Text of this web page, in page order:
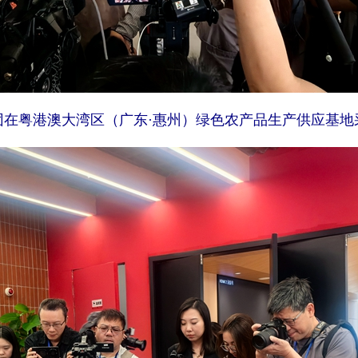
在粤港澳大湾区（广东·惠州）绿色农产品生产供应基地